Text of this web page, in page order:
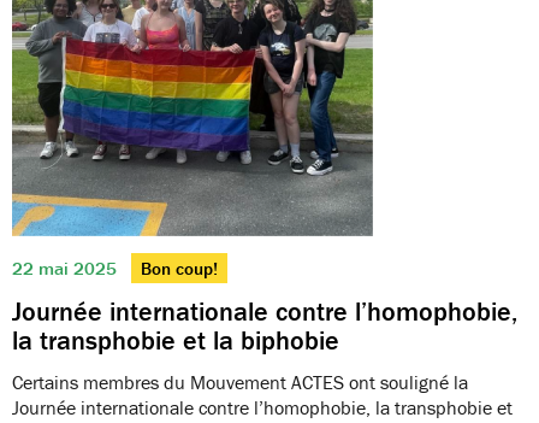
22 mai 2025 Bon coup!
Journée internationale contre l’homophobie,
la transphobie et la biphobie
Certains membres du Mouvement ACTES ont souligné la
Journée internationale contre l’homophobie, la transphobie et